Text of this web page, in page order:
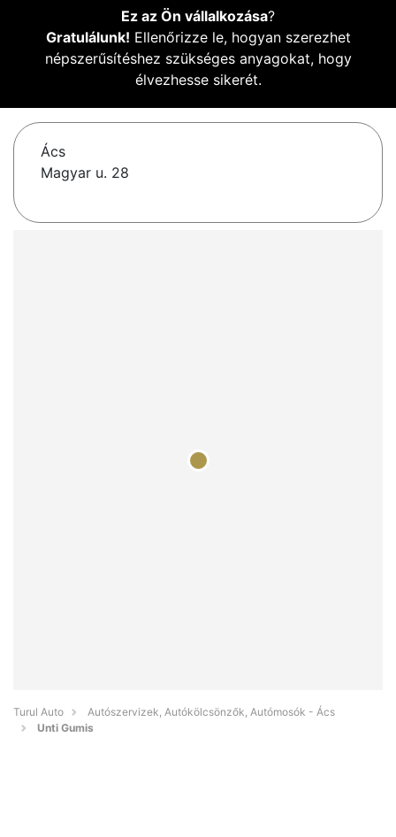
Ez az Ön vállalkozása?
Gratulálunk! Ellenőrizze le, hogyan szerezhet
népszerűsítéshez szükséges anyagokat, hogy
élvezhesse sikerét.
Ács
Magyar u. 28
Turul Auto
Autószervizek, Autókölcsönzők, Autómosók - Ács
Unti Gumis